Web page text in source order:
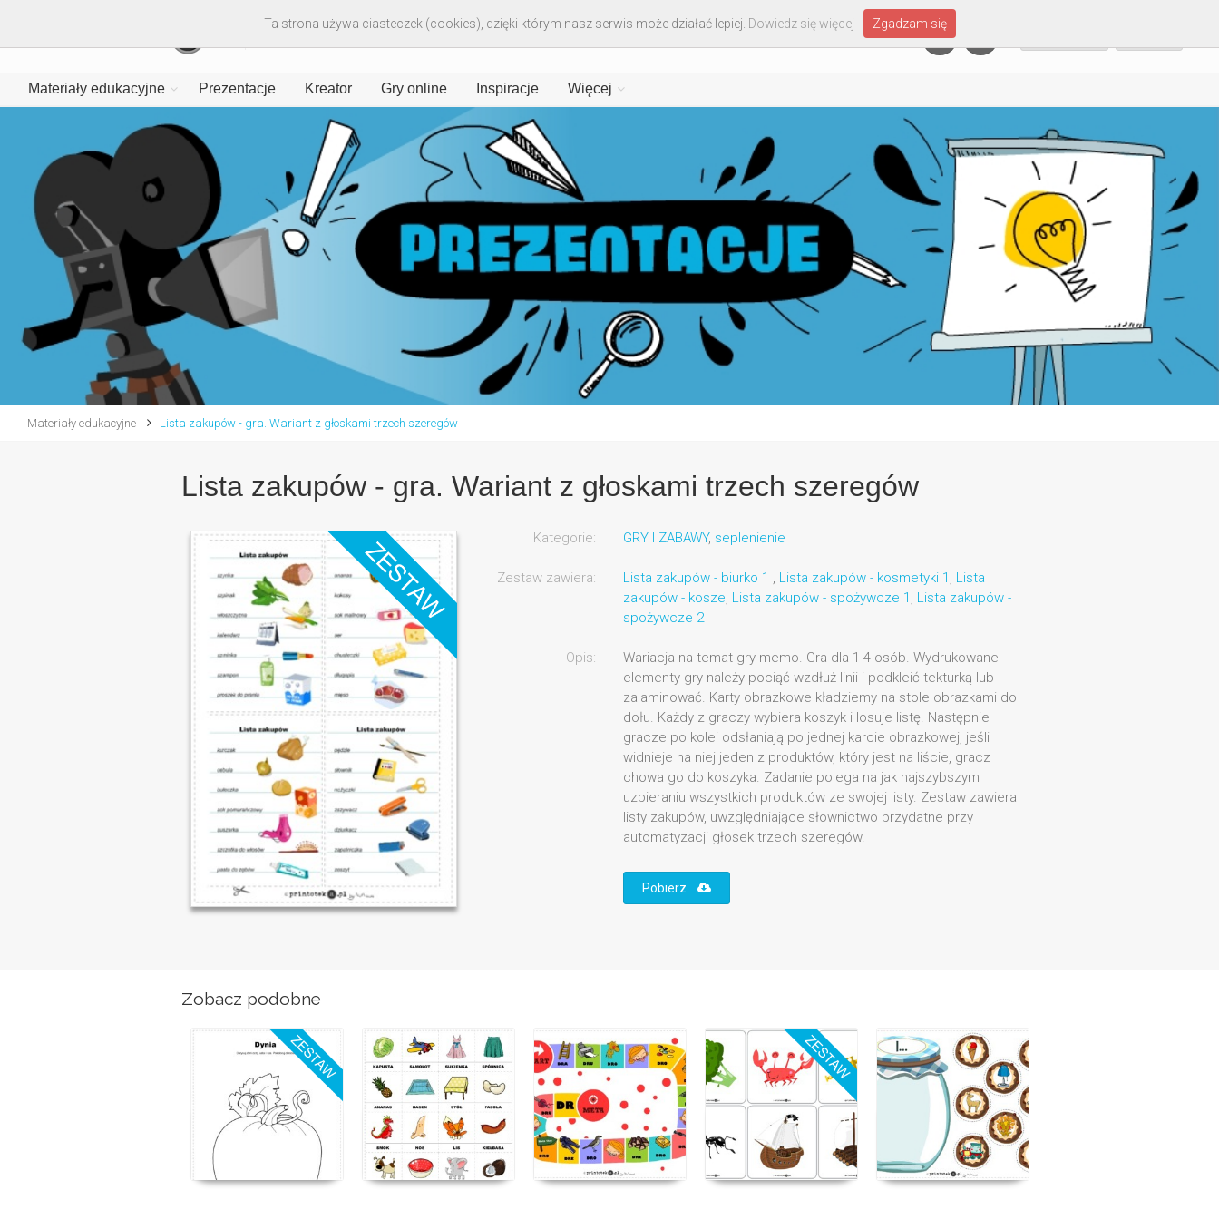
Materiały edukacyjne Prezentacje Kreator Gry online Inspiracje Więcej
Materiały edukacyjne Lista zakupów - gra. Wariant z głoskami trzech szeregów
Lista zakupów - gra. Wariant z głoskami trzech szeregów
Kategorie: GRY I ZABAWY, seplenienie
Zestaw zawiera: Lista zakupów - biurko 1 , Lista zakupów - kosmetyki 1 , Lista
zakupów - kosze, Lista zakupów - spożywcze 1 , Lista zakupów -
spożywcze 2
Opis:
Wariacja na temat gry memo. Gra dla 1-4 osób. Wydrukowane
elementy gry należy pociąć wzdłuż linii i podkleić tekturką lub
zalaminować. Karty obrazkowe kładziemy na stole obrazkami do
dołu. Każdy z graczy wybiera koszyk i losuje listę. Następnie
gracze po kolei odsłaniają po jednej karcie obrazkowej, jeśli
widnieje na niej jeden z produktów, który jest na liście, gracz
chowa go do koszyka. Zadanie polega na jak najszybszym
uzbieraniu wszystkich produktów ze swojej listy. Zestaw zawiera
listy zakupów, uwzględniające słownictwo przydatne przy
automatyzacji głosek trzech szeregów.
Pobierz
Zobacz podobne
Ta strona używa ciasteczek (cookies), dzięki którym nasz serwis może działać lepiej. Dowiedz się więcej Zgadzam się